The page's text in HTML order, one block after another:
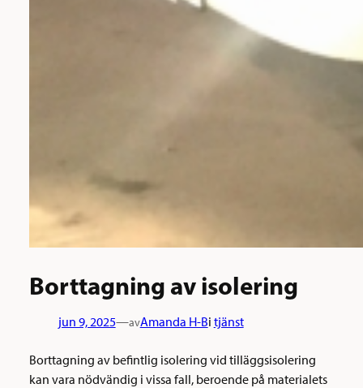
Borttagning av isolering
jun 9, 2025—avAmanda H-Bi tjänst
Borttagning av befintlig isolering vid tilläggsisolering
kan vara nödvändig i vissa fall, beroende på materialets